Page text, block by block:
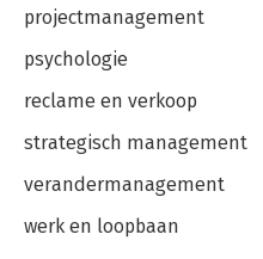
projectmanagement
psychologie
reclame en verkoop
strategisch management
verandermanagement
werk en loopbaan